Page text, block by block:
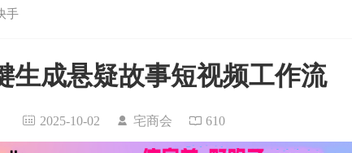
手
生成悬疑故事短视频工作流
2025-10-02 宅商会 610